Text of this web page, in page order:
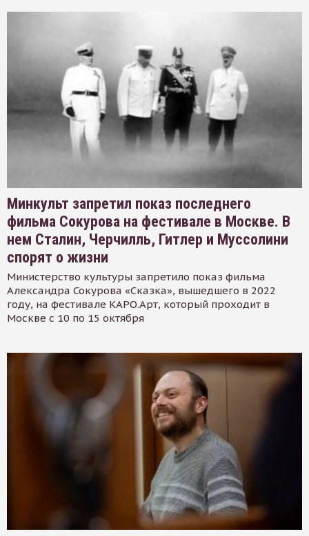
Минкульт запретил показ последнего
фильма Сокурова на фестивале в Москве. В
нем Сталин, Черчилль, Гитлер и Муссолини
спорят о жизни
Министерство культуры запретило показ фильма
Александра Сокурова «Сказка», вышедшего в 2022
году, на фестивале КАРО.Арт, который проходит в
Москве с 10 по 15 октября